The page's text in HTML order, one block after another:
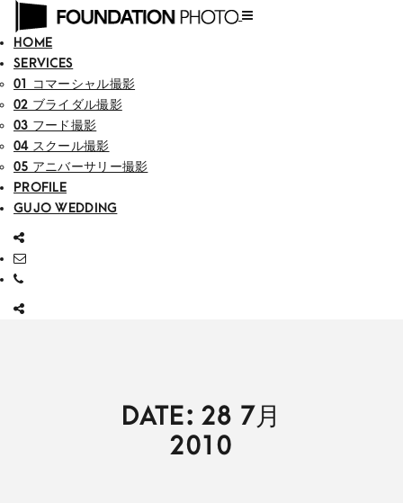
HOME
SERVICES
01 コマーシャル撮影
02 ブライダル撮影
03 フード撮影
04 スクール撮影
05 アニバーサリー撮影
PROFILE
GUJO WEDDING
DATE: 28 7月
2010